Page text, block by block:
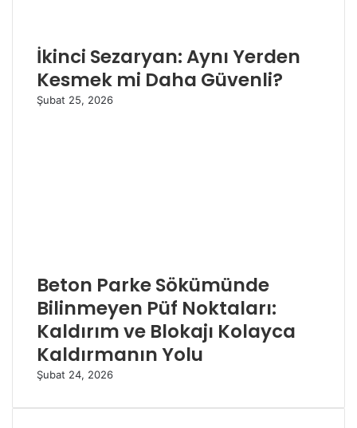
İkinci Sezaryan: Aynı Yerden
Kesmek mi Daha Güvenli?
Şubat 25, 2026
Beton Parke Sökümünde
Bilinmeyen Püf Noktaları:
Kaldırım ve Blokajı Kolayca
Kaldırmanın Yolu
Şubat 24, 2026